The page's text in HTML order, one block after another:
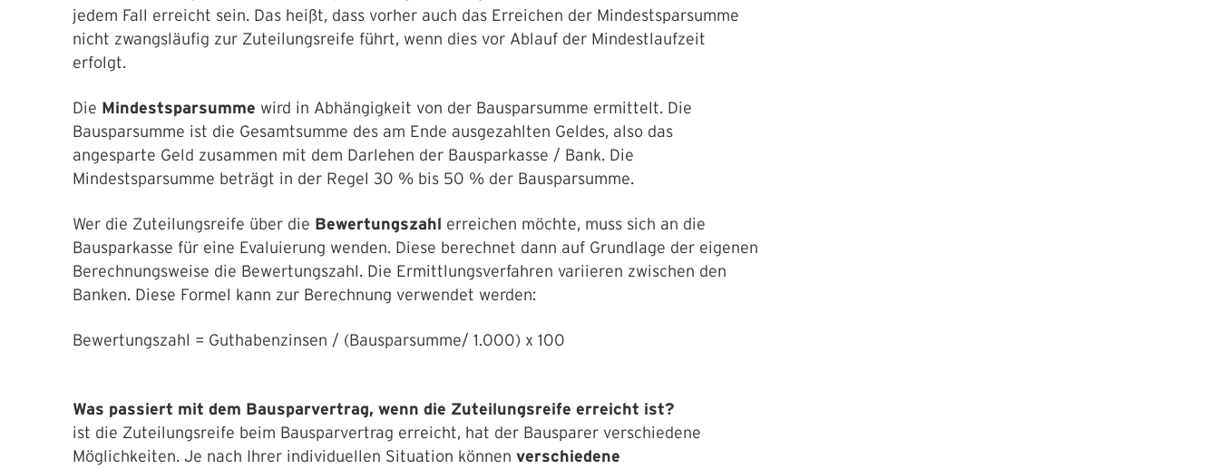
jedem Fall erreicht sein. Das heißt, dass vorher auch das Erreichen der Mindestsparsumme
nicht zwangsläufig zur Zuteilungsreife führt, wenn dies vor Ablauf der Mindestlaufzeit
erfolgt.
Die Mindestsparsumme wird in Abhängigkeit von der Bausparsumme ermittelt. Die
Bausparsumme ist die Gesamtsumme des am Ende ausgezahlten Geldes, also das
angesparte Geld zusammen mit dem Darlehen der Bausparkasse / Bank. Die
Mindestsparsumme beträgt in der Regel 30 % bis 50 % der Bausparsumme.
Wer die Zuteilungsreife über die Bewertungszahl erreichen möchte, muss sich an die
Bausparkasse für eine Evaluierung wenden. Diese berechnet dann auf Grundlage der eigenen
Berechnungsweise die Bewertungszahl. Die Ermittlungsverfahren variieren zwischen den
Banken. Diese Formel kann zur Berechnung verwendet werden:
Bewertungszahl = Guthabenzinsen / (Bausparsumme/ 1.000) x 100
Was passiert mit dem Bausparvertrag, wenn die Zuteilungsreife erreicht ist?
ist die Zuteilungsreife beim Bausparvertrag erreicht, hat der Bausparer verschiedene
Möglichkeiten. Je nach Ihrer individuellen Situation können verschiedene